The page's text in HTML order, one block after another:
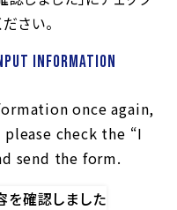
さい。
information
once again,
check the “I
send the form.
確認しました